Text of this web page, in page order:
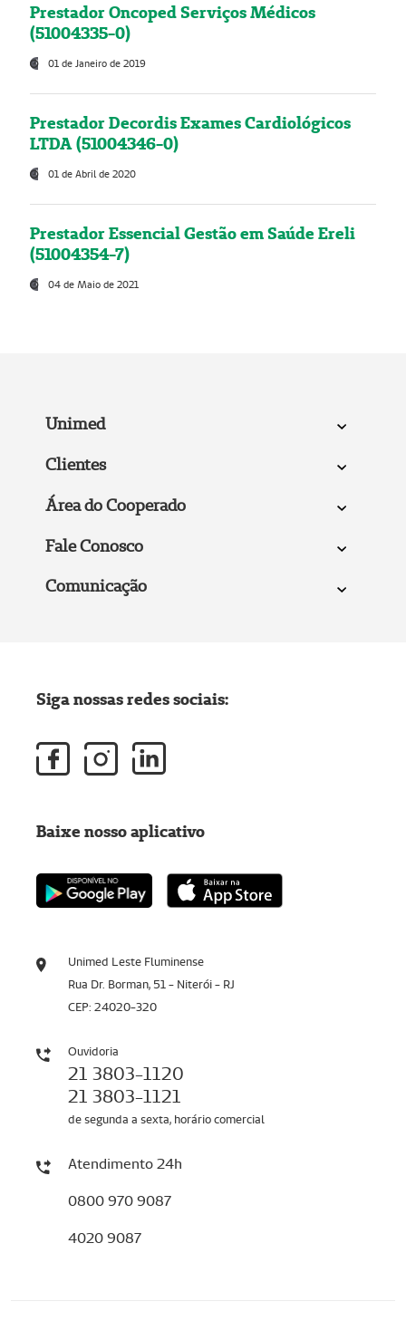
Prestador Oncoped Serviços Médicos
(51004335-0)
01 de Janeiro de 2019
Prestador Decordis Exames Cardiológicos
LTDA (51004346-0)
01 de Abril de 2020
Prestador Essencial Gestão em Saúde Ereli
(51004354-7)
04 de Maio de 2021
Unimed
Clientes
Área do Cooperado
Fale Conosco
Comunicação
Unimed Leste Fluminense
Rua Dr. Borman, 51 - Niterói - RJ
CEP: 24020-320
Ouvidoria
21 3803-1120
21 3803-1121
de segunda a sexta, horário comercial
Atendimento 24h
0800 970 9087
4020 9087
Siga nossas redes sociais:
Baixe nosso aplicativo